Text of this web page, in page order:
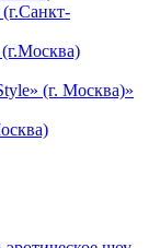
(г. Москва)»